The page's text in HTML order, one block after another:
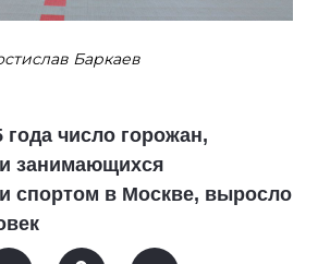
Баркаев
года число горожан,
занимающихся
спортом в Москве, выросло